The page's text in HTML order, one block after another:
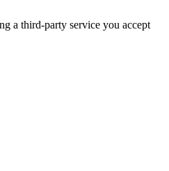
a third-party service you accept